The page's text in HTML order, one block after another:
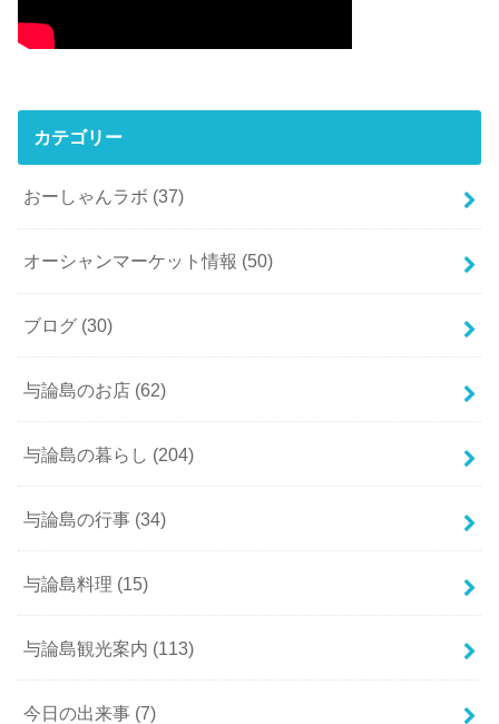
カテゴリー
おーしゃんラボ (37)
オーシャンマーケット情報 (50)
ブログ (30)
与論島のお店 (62)
与論島の暮らし (204)
与論島の行事 (34)
与論島料理 (15)
与論島観光案内 (113)
今日の出来事 (7)